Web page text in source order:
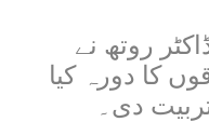
روتھ نے
کا دورہ کیا
دی۔